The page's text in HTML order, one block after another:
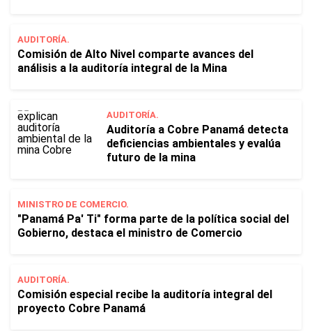
AUDITORÍA.
Comisión de Alto Nivel comparte avances del
análisis a la auditoría integral de la Mina
AUDITORÍA.
Auditoría a Cobre Panamá detecta
deficiencias ambientales y evalúa
futuro de la mina
MINISTRO DE COMERCIO.
"Panamá Pa' Ti" forma parte de la política social del
Gobierno, destaca el ministro de Comercio
AUDITORÍA.
Comisión especial recibe la auditoría integral del
proyecto Cobre Panamá